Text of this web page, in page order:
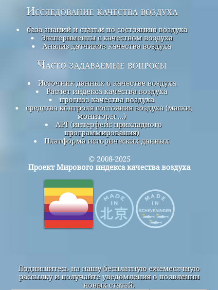
Исследование качества воздуха
база знаний и статьи по состоянию воздуха
Эксперименты с качеством воздуха
Анализ датчиков качества воздуха
Часто задаваемые вопросы
Источник данных о качестве воздуха
Расчет индекса качества воздуха
прогноз качества воздуха
средства контроля состояния воздуха (маски,
мониторы ...)
API (интерфейс прикладного
программирования)
Платформа исторических данных
© 2008-2025
Проект Мирового индекса качества воздуха
Подпишитесь на нашу бесплатную ежемесячную
рассылку и получайте уведомления о появлении
новых статей.